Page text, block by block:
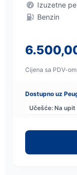
Izuzetne
Benzin
Cijena sa PDV-
Dostupno uz
Učešće: Na upit